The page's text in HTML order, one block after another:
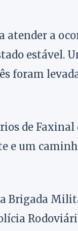
atender a
estável.
foram
de
e um
Brigada